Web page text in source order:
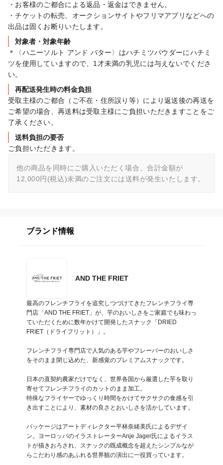
・お客様のご都合による返品・返金はできません。
・チケットの転売、オークションサイトやフリマアプリなどへの
出品は固くお断りいたします。
対象者・対象年齢
＊〈ハニーソルト アンド バター〉はハチミツパウダーにハチミ
ツを使用していますので、1才未満の乳児には与えないでくださ
再配送発生時の料金負担
受取主様のご都合（ご不在・住所誤り等）により返送後の再送を
ご希望の場合、再送料は受取主様にご負担いただきますことをご
了承ください。
送料負担の要否
ご負担いただきます。
他の商品を同時にご購入いただく場合、合計金額が
12,000円(税込)未満のご注文には送料が発生いたします。
ブランド情報
AND THE FRIET
最高のフレンチフライを追究しつづけてきたフレンチフライ専
門店「AND THE FRIET」が、芋のおいしさをご家庭でも味わっ
ていただくために数年かけて開発したスナック「DRIED
FRIET（ドライフリット）」。
フレンチフライ専門店で人気のある芋やフレーバーのおいしさ
をそのまま閉じ込めた、新感覚のプレミアムスナックです。
日本の直契約農家だけでなく、世界各国から厳選した芋を取り
寄せてフレンチフライのカットのまま加工。
特殊なフライヤーでゆっくり時間をかけてサクサクの食感を引
き出すことにより、素材の良さとおいしさを活かしています。
パッケージはアートディレクター平林奈緒美氏によるデザイ
ン。ヨーロッパのイラストレーターAnje Jager氏によるイラス
トが描きおろされ、スナックの既成概念を超えたシンプルなが
らこだわり感のあふれる世界観の演出に一役買っています。